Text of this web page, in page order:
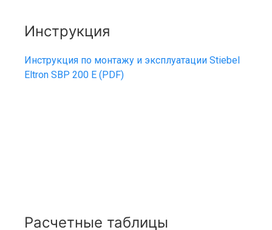
Инструкция
Инструкция по монтажу и эксплуатации Stiebel
Eltron SBP 200 E (PDF)
Расчетные таблицы